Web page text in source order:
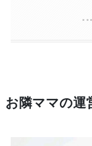
お隣ママの運